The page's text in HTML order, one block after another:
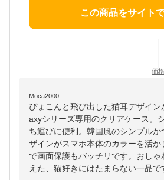
この商品をサイト
価
Moca2000
ぴょこんと飛び出した猫耳デザイ
axyシリーズ専用のクリアケース。
ち運びに便利。韓国風のシンプル
ザインがスマホ本体のカラーを活か
で画面保護もバッチリです。おし
えた、猫好きにはたまらない一品で